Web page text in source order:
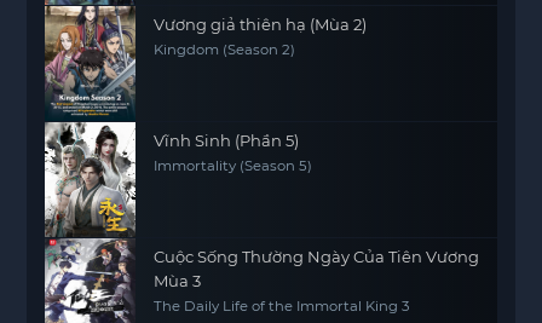
Vương giả thiên hạ (Mùa 2)
Kingdom (Season 2)
Vĩnh Sinh (Phần 5)
Immortality (Season 5)
Cuộc Sống Thường Ngày Của Tiên Vương
Mùa 3
The Daily Life of the Immortal King 3